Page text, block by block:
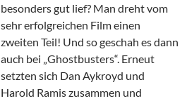
besonders gut lief? Man dreht vom
sehr erfolgreichen Film einen
zweiten Teil! Und so geschah es dann
auch bei „Ghostbusters“. Erneut
setzten sich Dan Aykroyd und
Harold Ramis zusammen und